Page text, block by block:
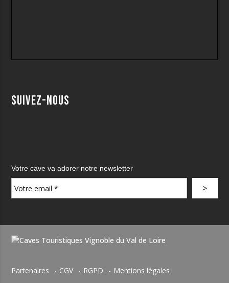
Suivez-nous
Votre cave va adorer notre newsletter
Partenaires CGV RGPD Mentions légales